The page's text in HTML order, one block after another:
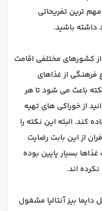
ترین تفریحاتی
داشته باشید.
کشورهای مختلفی اقامت
فرهنگی از غذاهای
باعث می شود تا هر
از خوراکی های تهیه
کند. البته این نکته را
از این بابت رضایت
بسیار پایین بوده
اند.
بیز آنتالیا مشغول